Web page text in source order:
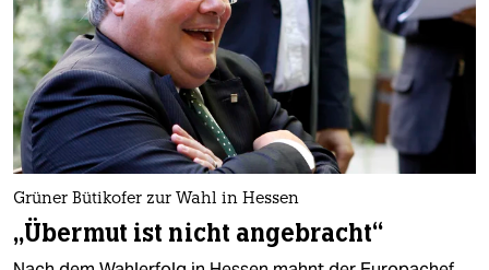
Grüner Bütikofer zur Wahl in Hessen
„Übermut ist nicht angebracht“